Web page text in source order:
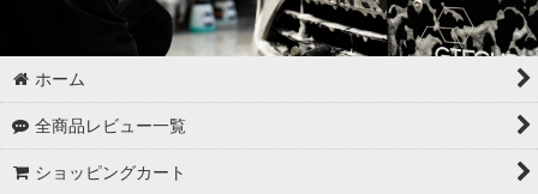
ホーム
全商品レビュー一覧
ショッピングカート